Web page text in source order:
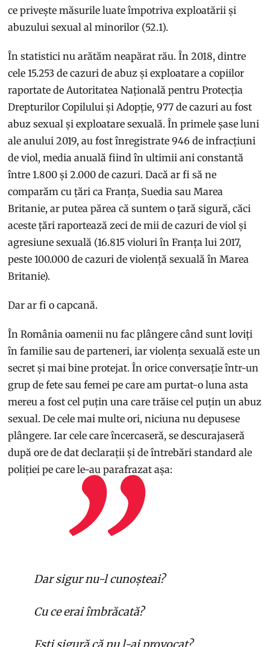
ce privește măsurile luate împotriva exploatării și
abuzului sexual al minorilor (52.1).
În statistici nu arătăm neapărat rău. În 2018, dintre
cele 15.253 de cazuri de abuz și exploatare a copiilor
raportate de Autoritatea Națională pentru Protecția
Drepturilor Copilului și Adopție, 977 de cazuri au fost
abuz sexual și exploatare sexuală. În primele șase luni
ale anului 2019, au fost înregistrate 946 de infracțiuni
de viol, media anuală fiind în ultimii ani constantă
între 1.800 și 2.000 de cazuri. Dacă ar fi să ne
comparăm cu țări ca Franța, Suedia sau Marea
Britanie, ar putea părea că suntem o țară sigură, căci
aceste țări raportează zeci de mii de cazuri de viol și
agresiune sexuală (16.815 violuri în Franța lui 2017,
peste 100.000 de cazuri de violență sexuală în Marea
Britanie).
Dar ar fi o capcană.
În România oamenii nu fac plângere când sunt loviți
în familie sau de parteneri, iar violența sexuală este un
secret și mai bine protejat. În orice conversație într-un
grup de fete sau femei pe care am purtat-o luna asta
mereu a fost cel puțin una care trăise cel puțin un abuz
sexual. De cele mai multe ori, niciuna nu depusese
plângere. Iar cele care încercaseră, se descurajaseră
după ore de dat declarații și de întrebări standard ale
poliției pe care le-au parafrazat așa:
Dar sigur nu-l cunoșteai?
Cu ce erai îmbrăcată?
Ești sigură că nu l-ai provocat?